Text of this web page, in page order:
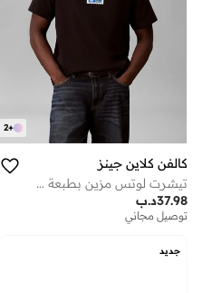
+
2
كالفن كلاين جينز
تيشرت لوتس مزين بطبعة جرافيك
د.ب37.98
توصيل مجاني
جديد